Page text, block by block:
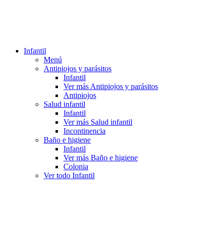
Infantil
Menú
Antipiojos y parásitos
Infantil
Ver más Antipiojos y parásitos
Antipiojos
Salud infantil
Infantil
Ver más Salud infantil
Incontinencia
Baño e higiene
Infantil
Ver más Baño e higiene
Colonia
Ver todo Infantil